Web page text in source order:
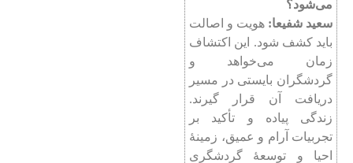
می‌شود؟
سعید شفیعا: هویت و اصالت
باید کشف شود. این اکتشاف
زمان می‌خواهد و
گردشگران بایستی در مسیر
دریافت آن قرار گیرند.
زندگی پیاده و تأکید بر
تجربیات آرام و عمیق، زمینۀ
احیا و توسعۀ گردشگری